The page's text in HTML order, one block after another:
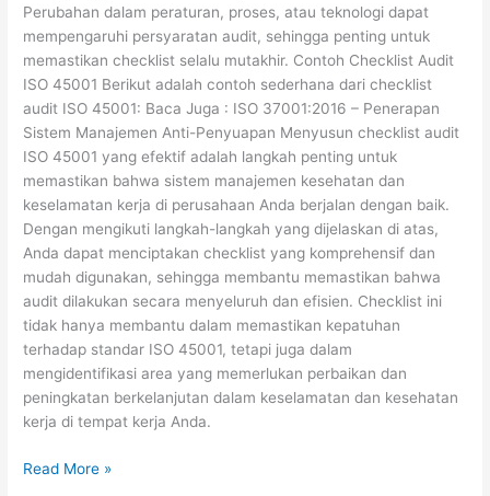
Perubahan dalam peraturan, proses, atau teknologi dapat
mempengaruhi persyaratan audit, sehingga penting untuk
memastikan checklist selalu mutakhir. Contoh Checklist Audit
ISO 45001 Berikut adalah contoh sederhana dari checklist
audit ISO 45001: Baca Juga : ISO 37001:2016 – Penerapan
Sistem Manajemen Anti-Penyuapan Menyusun checklist audit
ISO 45001 yang efektif adalah langkah penting untuk
memastikan bahwa sistem manajemen kesehatan dan
keselamatan kerja di perusahaan Anda berjalan dengan baik.
Dengan mengikuti langkah-langkah yang dijelaskan di atas,
Anda dapat menciptakan checklist yang komprehensif dan
mudah digunakan, sehingga membantu memastikan bahwa
audit dilakukan secara menyeluruh dan efisien. Checklist ini
tidak hanya membantu dalam memastikan kepatuhan
terhadap standar ISO 45001, tetapi juga dalam
mengidentifikasi area yang memerlukan perbaikan dan
peningkatan berkelanjutan dalam keselamatan dan kesehatan
kerja di tempat kerja Anda.
Read More »